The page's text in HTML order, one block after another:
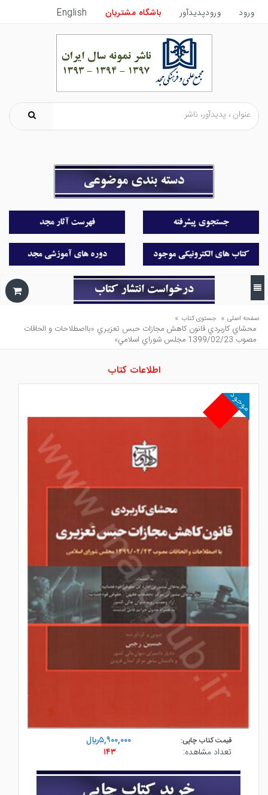
ورود ورودپدیدآور باشگاه مشتریان English
صفحه اصلی » جستوی کتاب »
محشاي كاربردي قانون كاهش مجازات حبس تعزيري «بااصطلاحات و الحاقات
مصوب 1399/02/23 مجلس شوراي اسلامي»
اطلاعات کتاب
موجود
قیمت کتاب چاپی:
۵,۹۰۰,۰۰۰ريال
تعداد مشاهده:
۱۴۳